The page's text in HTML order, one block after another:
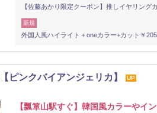
【佐藤あかり限定クーポン】推しイヤリン
新規
外国人風ハイライト＋oneカラー+カット￥
ピンクバイアンジェリカ】 UP
【瓢箪山駅すぐ】韓国風カラーやイ